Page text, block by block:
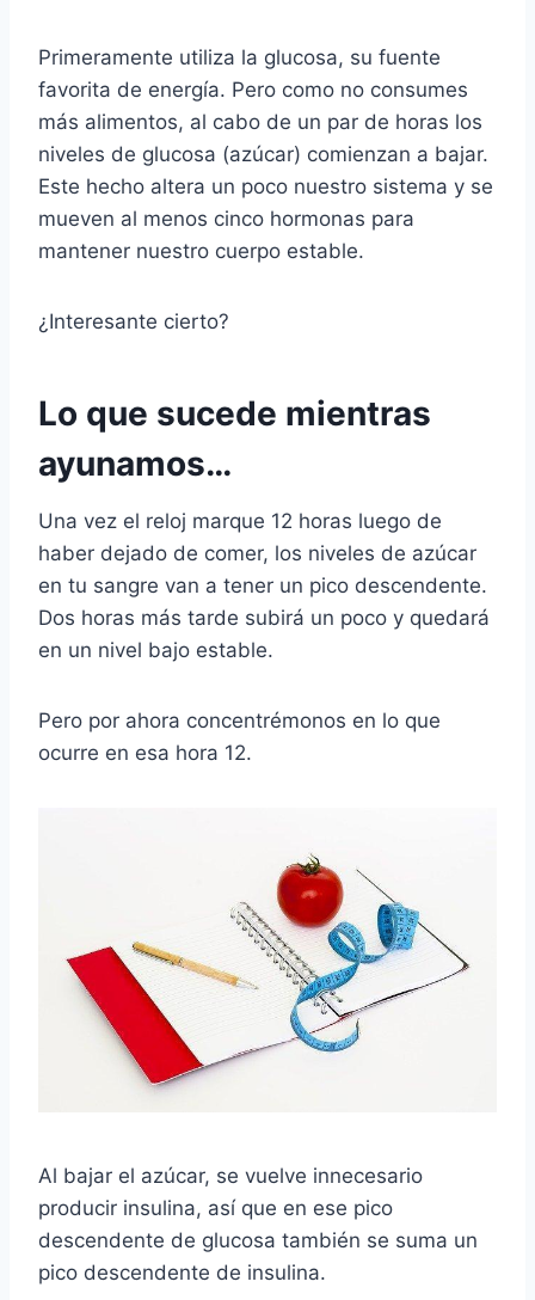
Primeramente utiliza la glucosa, su fuente
favorita de energía. Pero como no consumes
más alimentos, al cabo de un par de horas los
niveles de glucosa (azúcar) comienzan a bajar.
Este hecho altera un poco nuestro sistema y se
mueven al menos cinco hormonas para
mantener nuestro cuerpo estable.
¿Interesante cierto?
Lo que sucede mientras
ayunamos…
Una vez el reloj marque 12 horas luego de
haber dejado de comer, los niveles de azúcar
en tu sangre van a tener un pico descendente.
Dos horas más tarde subirá un poco y quedará
en un nivel bajo estable.
Pero por ahora concentrémonos en lo que
ocurre en esa hora 12.
Al bajar el azúcar, se vuelve innecesario
producir insulina, así que en ese pico
descendente de glucosa también se suma un
pico descendente de insulina.